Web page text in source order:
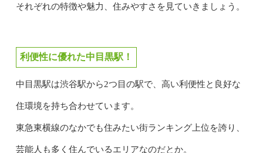
それぞれの特徴や魅力、住みやすさを見ていきましょう。
利便性に優れた中目黒駅！
中目黒駅は渋谷駅から2つ目の駅で、高い利便性と良好な
住環境を持ち合わせています。
東急東横線のなかでも住みたい街ランキング上位を誇り、
芸能人も多く住んでいるエリアなのだとか。